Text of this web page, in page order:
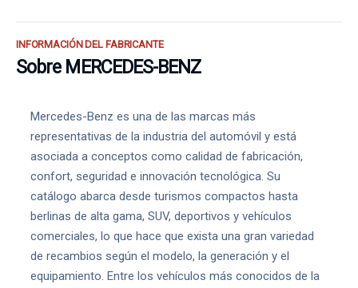
INFORMACIÓN DEL FABRICANTE
Sobre MERCEDES-BENZ
Mercedes-Benz es una de las marcas más
representativas de la industria del automóvil y está
asociada a conceptos como calidad de fabricación,
confort, seguridad e innovación tecnológica. Su
catálogo abarca desde turismos compactos hasta
berlinas de alta gama, SUV, deportivos y vehículos
comerciales, lo que hace que exista una gran variedad
de recambios según el modelo, la generación y el
equipamiento. Entre los vehículos más conocidos de la